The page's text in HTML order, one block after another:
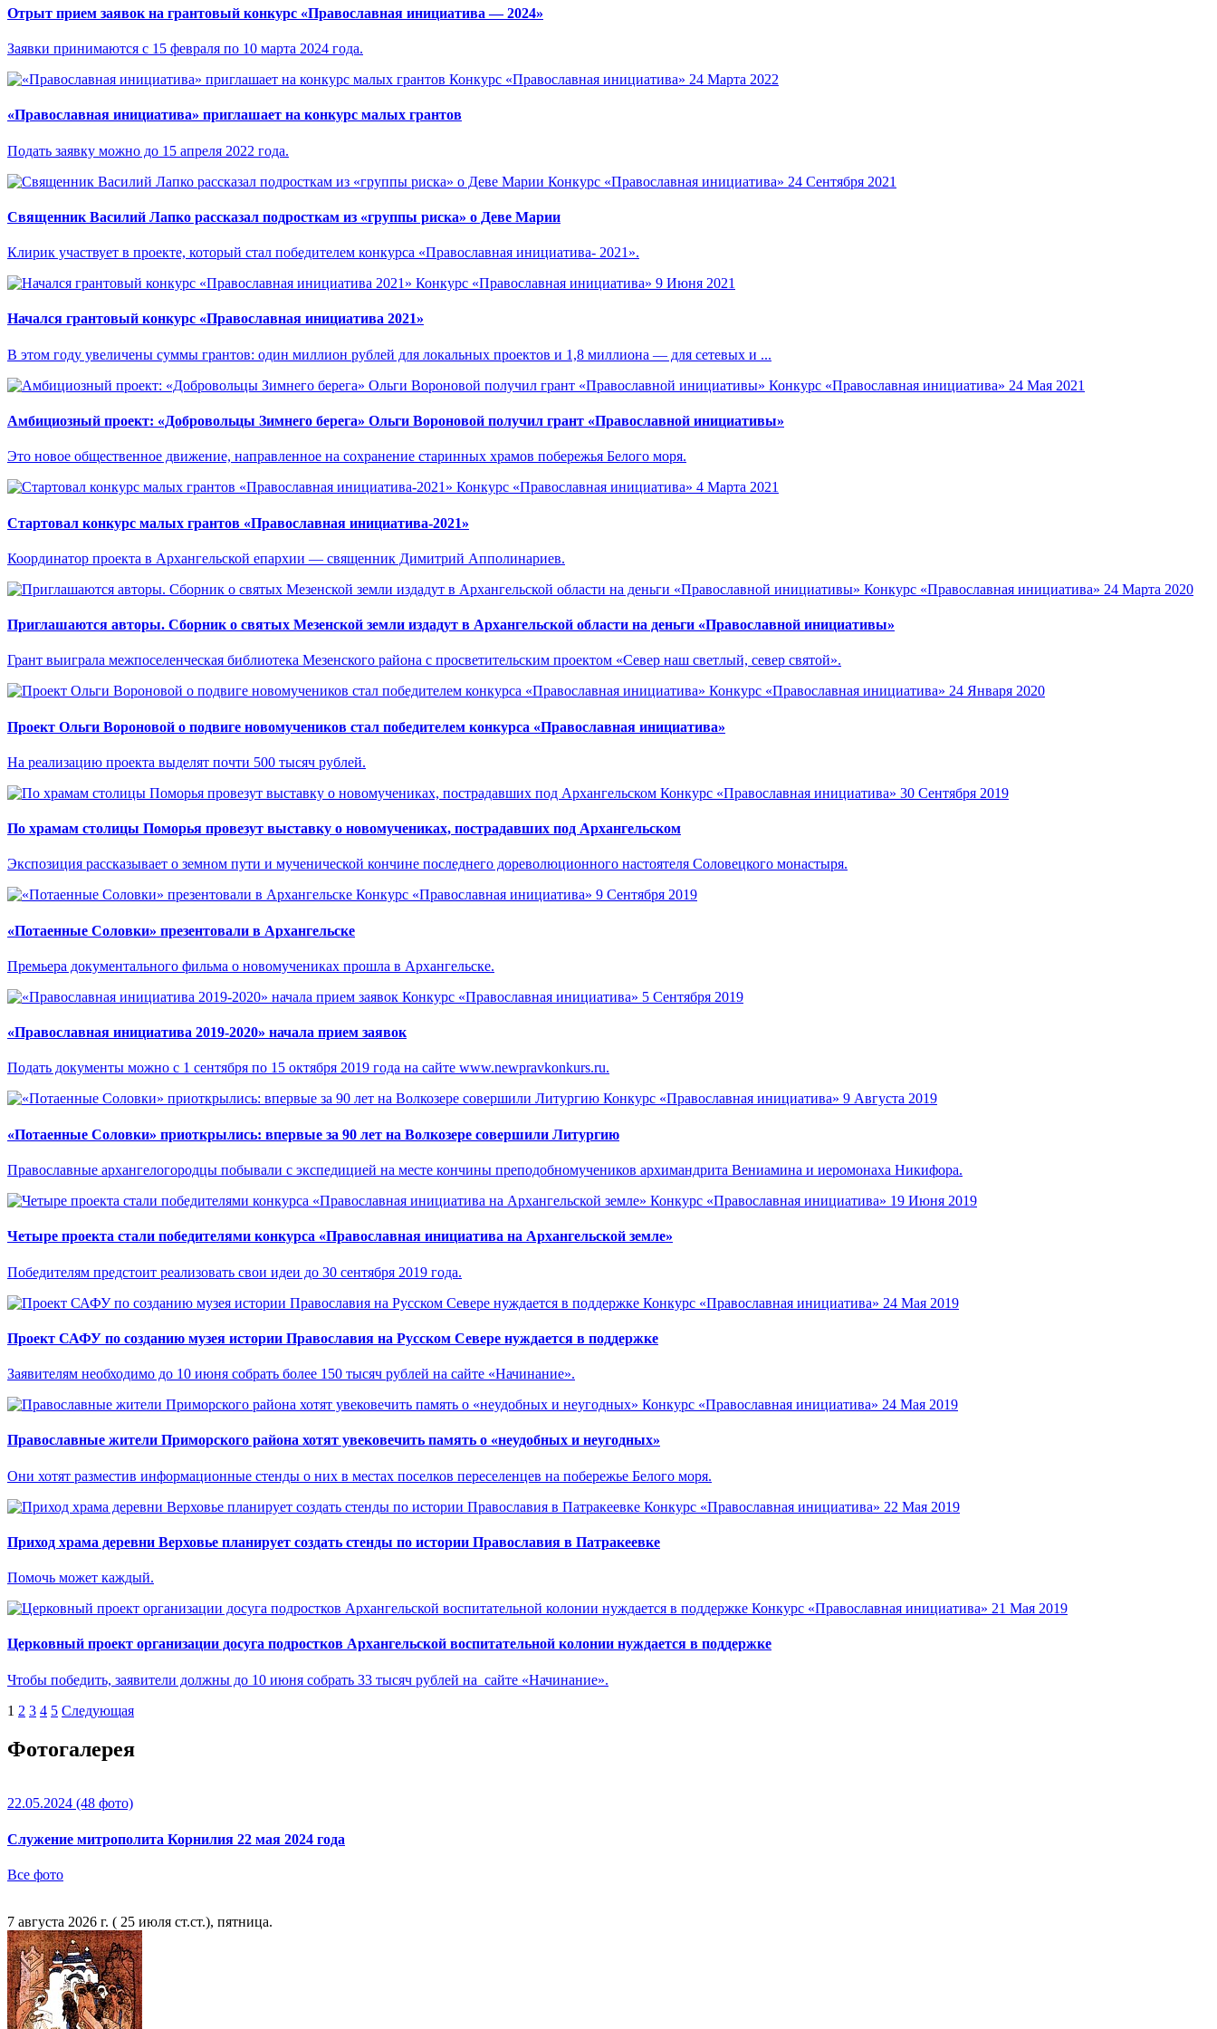
Отрыт прием заявок на грантовый конкурс «Православная инициатива — 2024»
Заявки принимаются с 15 февраля по 10 марта 2024 года.
Конкурс «Православная инициатива» 24 Марта 2022
«Православная инициатива» приглашает на конкурс малых грантов
Подать заявку можно до 15 апреля 2022 года.
Конкурс «Православная инициатива» 24 Сентября 2021
Священник Василий Лапко рассказал подросткам из «группы риска» о Деве Марии
Клирик участвует в проекте, который стал победителем конкурса «Православная инициатива- 2021».
Конкурс «Православная инициатива» 9 Июня 2021
Начался грантовый конкурс «Православная инициатива 2021»
В этом году увеличены суммы грантов: один миллион рублей для локальных проектов и 1,8 миллиона — для сетевых и ...
Конкурс «Православная инициатива» 24 Мая 2021
Амбициозный проект: «Добровольцы Зимнего берега» Ольги Вороновой получил грант «Православной инициативы»
Это новое общественное движение, направленное на сохранение старинных храмов побережья Белого моря.
Конкурс «Православная инициатива» 4 Марта 2021
Стартовал конкурс малых грантов «Православная инициатива-2021»
Координатор проекта в Архангельской епархии — священник Димитрий Апполинариев.
Конкурс «Православная инициатива» 24 Марта 2020
Приглашаются авторы. Сборник о святых Мезенской земли издадут в Архангельской области на деньги «Православной инициативы»
Грант выиграла межпоселенческая библиотека Мезенского района с просветительским проектом «Север наш светлый, север святой».
Конкурс «Православная инициатива» 24 Января 2020
Проект Ольги Вороновой о подвиге новомучеников стал победителем конкурса «Православная инициатива»
На реализацию проекта выделят почти 500 тысяч рублей.
Конкурс «Православная инициатива» 30 Сентября 2019
По храмам столицы Поморья провезут выставку о новомучениках, пострадавших под Архангельском
Экспозиция рассказывает о земном пути и мученической кончине последнего дореволюционного настоятеля Соловецкого монастыря.
Конкурс «Православная инициатива» 9 Сентября 2019
«Потаенные Соловки» презентовали в Архангельске
Премьера документального фильма о новомучениках прошла в Архангельске.
Конкурс «Православная инициатива» 5 Сентября 2019
«Православная инициатива 2019-2020» начала прием заявок
Подать документы можно с 1 сентября по 15 октября 2019 года на сайте www.newpravkonkurs.ru.
Конкурс «Православная инициатива» 9 Августа 2019
«Потаенные Соловки» приоткрылись: впервые за 90 лет на Волкозере совершили Литургию
Православные архангелогородцы побывали с экспедицией на месте кончины преподобномучеников архимандрита Вениамина и иеромонаха Никифора.
Конкурс «Православная инициатива» 19 Июня 2019
Четыре проекта стали победителями конкурса «Православная инициатива на Архангельской земле»
Победителям предстоит реализовать свои идеи до 30 сентября 2019 года.
Конкурс «Православная инициатива» 24 Мая 2019
Проект САФУ по созданию музея истории Православия на Русском Севере нуждается в поддержке
Заявителям необходимо до 10 июня собрать более 150 тысяч рублей на сайте «Начинание».
Конкурс «Православная инициатива» 24 Мая 2019
Православные жители Приморского района хотят увековечить память о «неудобных и неугодных»
Они хотят разместив информационные стенды о них в местах поселков переселенцев на побережье Белого моря.
Конкурс «Православная инициатива» 22 Мая 2019
Приход храма деревни Верховье планирует создать стенды по истории Православия в Патракеевке
Помочь может каждый.
Конкурс «Православная инициатива» 21 Мая 2019
Церковный проект организации досуга подростков Архангельской воспитательной колонии нуждается в поддержке
Чтобы победить, заявители должны до 10 июня собрать 33 тысяч рублей на сайте «Начинание».
1 2 3 4 5 Следующая
Фотогалерея
22.05.2024 (48 фото)
Служение митрополита Корнилия 22 мая 2024 года
Все фото
7 августа 2026 г. ( 25 июля ст.ст.), пятница.